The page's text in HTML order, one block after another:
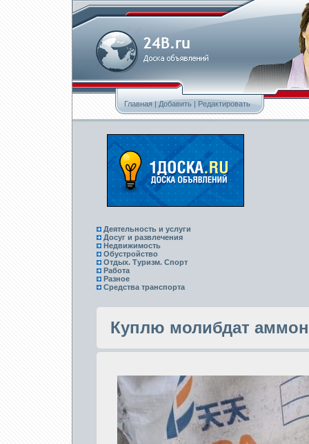
Главная|Добавить | Редактировать
Деятельность и услуги
Досуг и развлечения
Недвижимость
Обустройство
Отдых. Туризм. Спорт
Работа
Разное
Средства транспорта
Куплю молибдат